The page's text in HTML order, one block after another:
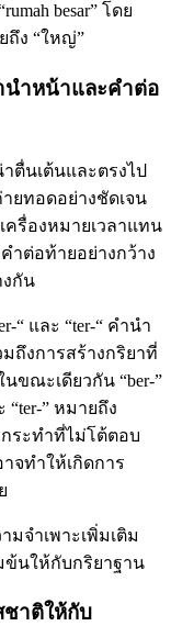
besar” โดย
ถึง “ใหญ่”
นําหน้าและคําต่อ
ตื่นเต้นและตรงไป
ยทอดอย่างชัดเจน
รื่องหมายเวลาแทน
าต่อท้ายอย่างกว้าง
งกัน
“ และ “ter-“ คำนำ
ถึงการสร้างกริยาที่
ขณะเดียวกัน “ber-”
” หมายถึง
ระทำที่ไม่โต้ตอบ
จทำให้เกิดการ
มจำเพาะเพิ่มเติม
ข้นให้กับกริยาฐาน
ชาติให้กับ